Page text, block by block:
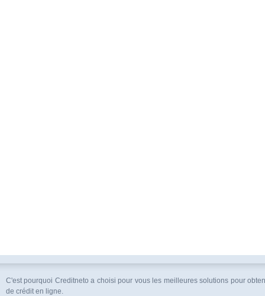
C'est pourquoi Creditneto a choisi pour vous les meilleures solutions pour
de crédit en ligne.